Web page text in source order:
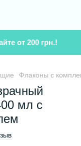
от 200 грн.!
Флаконы с
мл с